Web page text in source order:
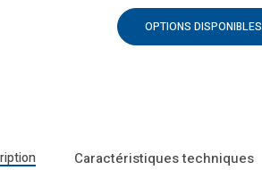
OPTIONS DISPONIBLES
Caractéristiques techniques